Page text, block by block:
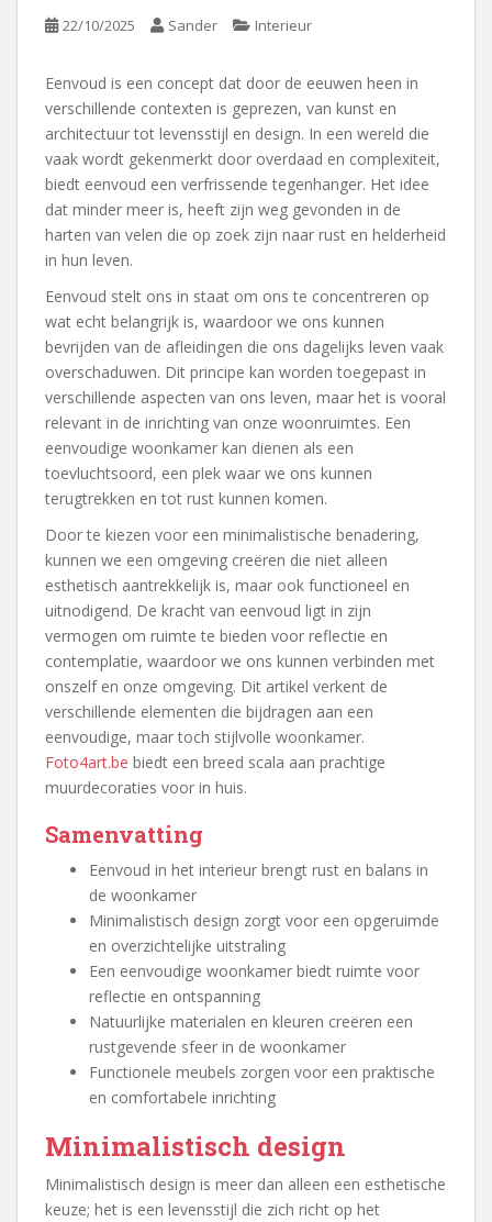
22/10/2025 Sander Interieur
Eenvoud is een concept dat door de eeuwen heen in
verschillende contexten is geprezen, van kunst en
architectuur tot levensstijl en design. In een wereld die
vaak wordt gekenmerkt door overdaad en complexiteit,
biedt eenvoud een verfrissende tegenhanger. Het idee
dat minder meer is, heeft zijn weg gevonden in de
harten van velen die op zoek zijn naar rust en helderheid
in hun leven.
Eenvoud stelt ons in staat om ons te concentreren op
wat echt belangrijk is, waardoor we ons kunnen
bevrijden van de afleidingen die ons dagelijks leven vaak
overschaduwen. Dit principe kan worden toegepast in
verschillende aspecten van ons leven, maar het is vooral
relevant in de inrichting van onze woonruimtes. Een
eenvoudige woonkamer kan dienen als een
toevluchtsoord, een plek waar we ons kunnen
terugtrekken en tot rust kunnen komen.
Door te kiezen voor een minimalistische benadering,
kunnen we een omgeving creëren die niet alleen
esthetisch aantrekkelijk is, maar ook functioneel en
uitnodigend. De kracht van eenvoud ligt in zijn
vermogen om ruimte te bieden voor reflectie en
contemplatie, waardoor we ons kunnen verbinden met
onszelf en onze omgeving. Dit artikel verkent de
verschillende elementen die bijdragen aan een
eenvoudige, maar toch stijlvolle woonkamer.
Foto4art.be biedt een breed scala aan prachtige
muurdecoraties voor in huis.
Samenvatting
Eenvoud in het interieur brengt rust en balans in
de woonkamer
Minimalistisch design zorgt voor een opgeruimde
en overzichtelijke uitstraling
Een eenvoudige woonkamer biedt ruimte voor
reflectie en ontspanning
Natuurlijke materialen en kleuren creëren een
rustgevende sfeer in de woonkamer
Functionele meubels zorgen voor een praktische
en comfortabele inrichting
Minimalistisch design
Minimalistisch design is meer dan alleen een esthetische
keuze; het is een levensstijl die zich richt op het